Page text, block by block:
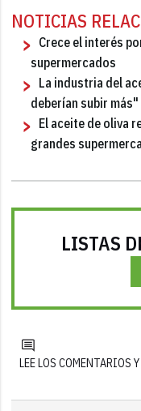
NOTICIAS
Crece el interés
supermercados
La industria del
deberían subir más"
El aceite de oliva
grandes
LISTAS
LEE LOS COMENTARIOS